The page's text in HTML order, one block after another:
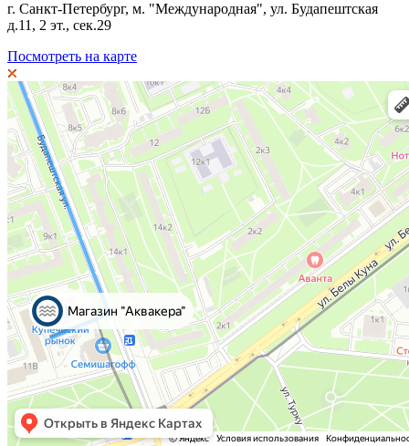
г. Санкт-Петербург, м. "Международная", ул. Будапештская
д.11, 2 эт., сек.29
Посмотреть на карте